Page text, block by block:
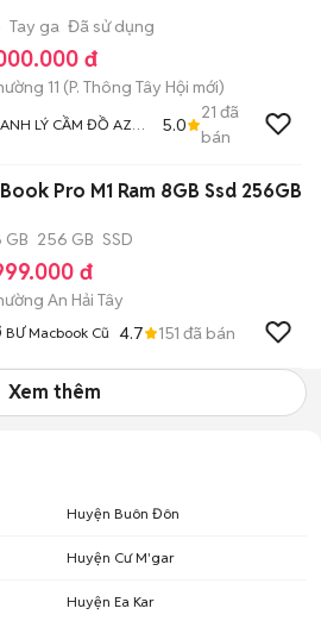
Tay ga Đã sử dụng
đ
11 (P. Thông Tây Hội mới)
LÝ CẦM ĐỒ AZ
5.0
21 đã
bán
Pro M1 Ram 8GB Ssd 256GB
GB 256 GB SSD
đ
An Hải Tây
BƯ Macbook Cũ 4.7 151 đã bán
Xem thêm
Huyện Buôn Đôn
Huyện Cư M'gar
Huyện Ea Kar